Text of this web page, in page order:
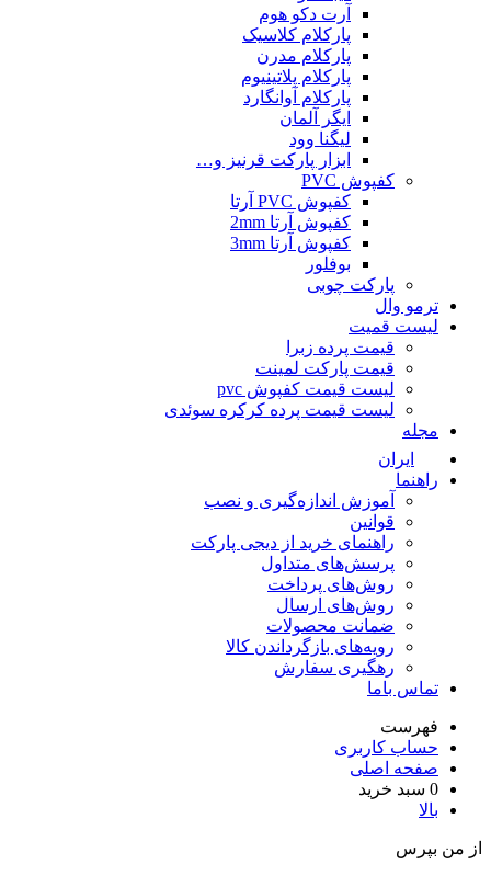
آرت دکو هوم
پارکلام کلاسیک
پارکلام مدرن
پارکلام پلاتینیوم
پارکلام آوانگارد
ایگر آلمان
لیگنا وود
ابزار پارکت قرنیز و…
کفپوش PVC
کفپوش PVC آرتا
کفپوش آرتا 2mm
کفپوش آرتا 3mm
بوفلور
پارکت چوبی
ترمو وال
لیست قمیت
قیمت پرده زبرا
قیمت پارکت لمینت
لیست قیمت کفپوش pvc
لیست قیمت پرده کرکره سوئدی
مجله
ایران
راهنما
آموزش اندازه‌گیری و نصب
قوانین
راهنمای خرید از دیجی پارکت
پرسش‌های متداول
روش‌های پرداخت
روش‌های ارسال
ضمانت محصولات
رویه‌های بازگرداندن کالا
رهگیری سفارش
تماس باما
فهرست
حساب کاربری
صفحه اصلی
سبد خرید
بالا
من بپرس